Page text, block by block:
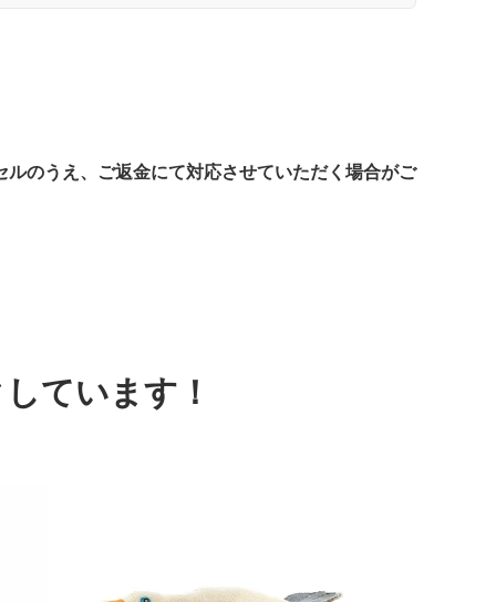
のうえ、ご返金にて対応させていただく場合がご
ています！